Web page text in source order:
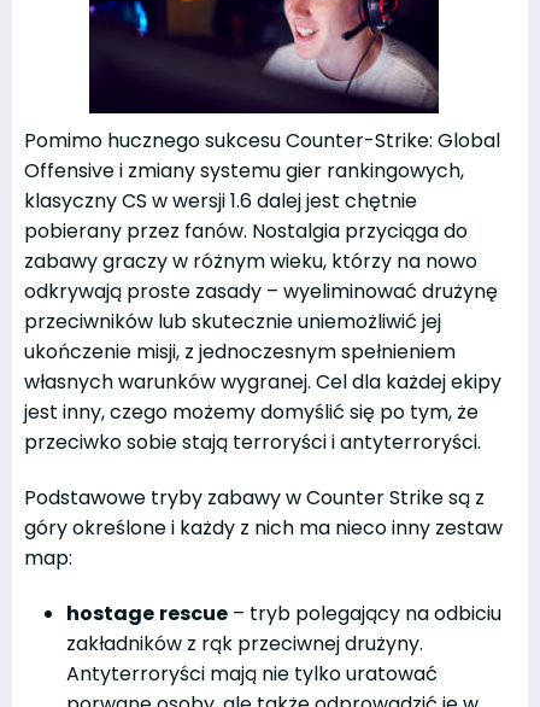
Pomimo hucznego sukcesu Counter-Strike: Global
Offensive i zmiany systemu gier rankingowych,
klasyczny CS w wersji 1.6 dalej jest chętnie
pobierany przez fanów. Nostalgia przyciąga do
zabawy graczy w różnym wieku, którzy na nowo
odkrywają proste zasady – wyeliminować drużynę
przeciwników lub skutecznie uniemożliwić jej
ukończenie misji, z jednoczesnym spełnieniem
własnych warunków wygranej. Cel dla każdej ekipy
jest inny, czego możemy domyślić się po tym, że
przeciwko sobie stają terroryści i antyterroryści.
Podstawowe tryby zabawy w Counter Strike są z
góry określone i każdy z nich ma nieco inny zestaw
map:
hostage rescue – tryb polegający na odbiciu
zakładników z rąk przeciwnej drużyny.
Antyterroryści mają nie tylko uratować